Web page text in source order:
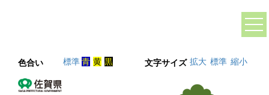
色合い 標準青 黄 黒 文字サイズ 拡大 標準 縮小